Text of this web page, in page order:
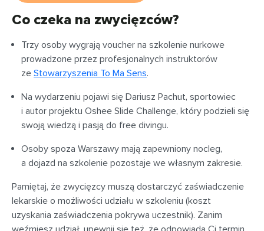
Co czeka na zwycięzców?
Trzy osoby wygrają voucher na szkolenie nurkowe
prowadzone przez profesjonalnych instruktorów
ze Stowarzyszenia To Ma Sens.
Na wydarzeniu pojawi się Dariusz Pachut, sportowiec
i autor projektu Oshee Slide Challenge, który podzieli się
swoją wiedzą i pasją do free divingu.
Osoby spoza Warszawy mają zapewniony nocleg,
a dojazd na szkolenie pozostaje we własnym zakresie.
Pamiętaj, że zwycięzcy muszą dostarczyć zaświadczenie
lekarskie o możliwości udziału w szkoleniu (koszt
uzyskania zaświadczenia pokrywa uczestnik). Zanim